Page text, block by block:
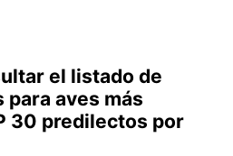
el listado de
aves más
30 predilectos por